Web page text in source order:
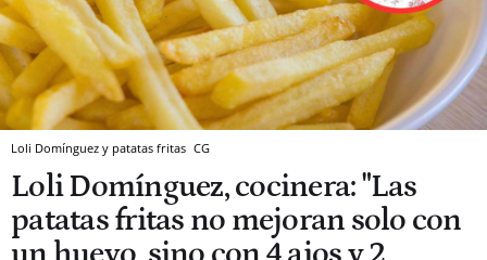
Loli Domínguez y patatas fritas CG
Loli Domínguez, cocinera: "Las
patatas fritas no mejoran solo con